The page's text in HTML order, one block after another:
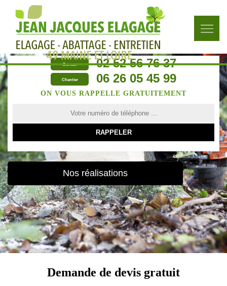
Bureau 02 52 56 76 37
Chantier 06 26 05 45 99
ON VOUS RAPPELLE GRATUITEMENT
Nos réalisations
Demande de devis gratuit